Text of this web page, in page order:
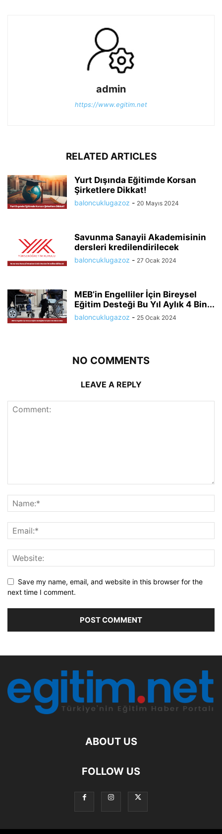
admin
https://www.egitim.net
RELATED ARTICLES
Yurt Dışında Eğitimde Korsan
Şirketlere Dikkat!
baloncuklugazoz - 20 Mayıs 2024
Savunma Sanayii Akademisinin
dersleri kredilendirilecek
baloncuklugazoz - 27 Ocak 2024
MEB’in Engelliler İçin Bireysel
Eğitim Desteği Bu Yıl Aylık 4 Bin...
baloncuklugazoz - 25 Ocak 2024
NO COMMENTS
LEAVE A REPLY
Save my name, email, and website in this browser for the
next time I comment.
ABOUT US
FOLLOW US